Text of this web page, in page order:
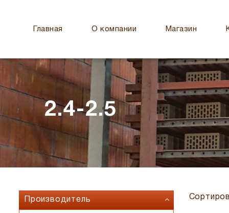
Главная О компании Магазин
2.4-2.5
Производитель